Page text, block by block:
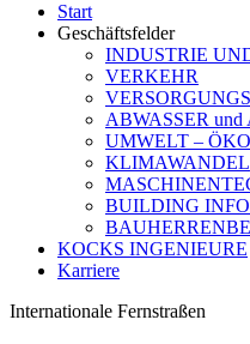
Start
Geschäftsfelder
INDUSTRIE
VERKEHR
ABWASSER
UMWELT –
KLIMAWANDEL
BUILDING
KOCKS INGENIEURE
Karriere
Internationale Fernstraßen